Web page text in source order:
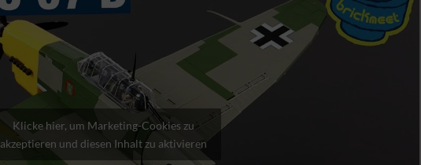
Klicke hier, um Marketing-Cookies zu
akzeptieren und diesen Inhalt zu aktivieren